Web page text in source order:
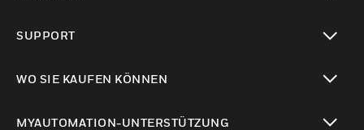
SUPPORT
WO SIE KAUFEN KÖNNEN
MYAUTOMATION-UNTERSTÜTZUNG